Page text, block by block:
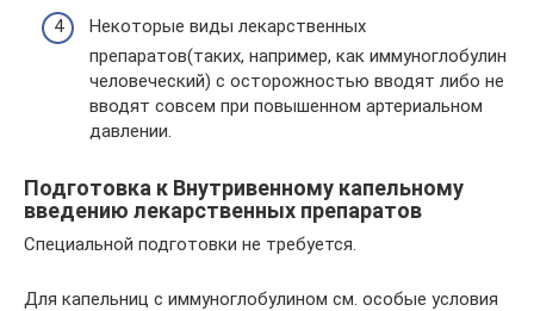
Некоторые виды лекарственных
препаратов(таких, например, как иммуноглобулин
человеческий) с осторожностью вводят либо не
вводят совсем при повышенном артериальном
давлении.
Подготовка к Внутривенному капельному
введению лекарственных препаратов
Специальной подготовки не требуется.
Для капельниц с иммуноглобулином см. особые условия